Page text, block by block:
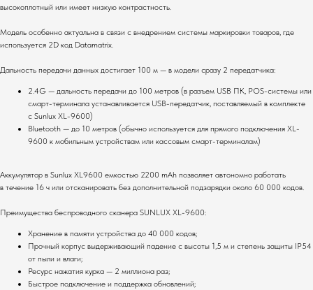
высокоплотный или имеет низкую контрастность.
Модель особенно актуальна в связи с внедрением системы маркировки товаров, где
используется 2D код Datamatrix.
Дальность передачи данных достигает 100 м — в модели сразу 2 передатчика:
2.4G — дальность передачи до 100 метров (в разъем USB ПК, POS-системы или
смарт-терминала устанавливается USB-передатчик, поставляемый в комплекте
с Sunlux XL-9600)
Bluetooth — до 10 метров (обычно используется для прямого подключения XL-
9600 к мобильным устройствам или кассовым смарт-терминалам)
Аккумулятор в Sunlux XL9600 емкостью 2200 mAh позволяет автономно работать
в течение 16 ч или отсканировать без дополнительной подзарядки около 60 000 кодов.
Преимущества беспроводного сканера SUNLUX XL-9600:
Хранение в памяти устройства до 40 000 кодов;
Прочный корпус выдерживающий падение с высоты 1,5 м и степень защиты IP54
от пыли и влаги;
Ресурс нажатия курка — 2 миллиона раз;
Быстрое подключение и поддержка обновлений;